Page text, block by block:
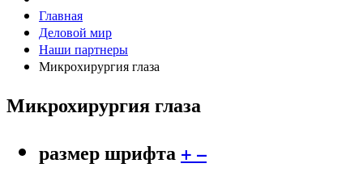
Главная
Деловой мир
Наши партнеры
Микрохирургия глаза
Микрохирургия глаза
размер шрифта + –